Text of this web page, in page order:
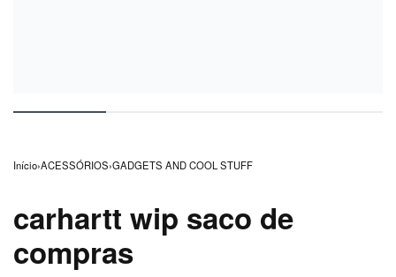
Início›ACESSÓRIOS›GADGETS AND COOL STUFF
carhartt wip saco de
compras